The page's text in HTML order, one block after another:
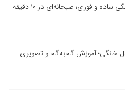
و فوری؛ صبحانه‌ای در ۱۰ دقیقه
خانگی؛ آموزش گام‌به‌گام و تصویری